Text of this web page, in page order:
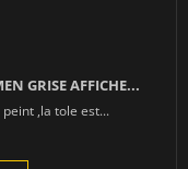
GRISE AFFICHE...
,la tole est...